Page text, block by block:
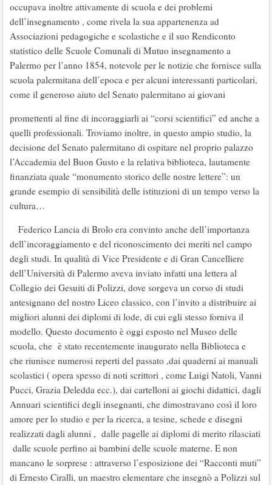
occupava inoltre attivamente di scuola e dei problemi
dell’insegnamento , come rivela la sua appartenenza ad
Associazioni pedagogiche e scolastiche e il suo Rendiconto
statistico delle Scuole Comunali di Mutuo insegnamento a
Palermo per l’anno 1854, notevole per le notizie che fornisce sulla
scuola palermitana dell’epoca e per alcuni interessanti particolari,
come il generoso aiuto del Senato palermitano ai giovani
promettenti al fine di incoraggiarli ai “corsi scientifici” ed anche a
quelli professionali. Troviamo inoltre, in questo ampio studio, la
decisione del Senato palermitano di ospitare nel proprio palazzo
l’Accademia del Buon Gusto e la relativa biblioteca, lautamente
finanziata quale “monumento storico delle nostre lettere”: un
grande esempio di sensibilità delle istituzioni di un tempo verso la
cultura…
Federico Lancia di Brolo era convinto anche dell’importanza
dell’incoraggiamento e del riconoscimento dei meriti nel campo
degli studi. In qualità di Vice Presidente e di Gran Cancelliere
dell’Università di Palermo aveva inviato infatti una lettera al
Collegio dei Gesuiti di Polizzi, dove sorgeva un corso di studi
antesignano del nostro Liceo classico, con l’invito a distribuire ai
migliori alunni dei diplomi di lode, di cui egli stesso forniva il
modello. Questo documento è oggi esposto nel Museo delle
scuola, che è stato recentemente inaugurato nella Biblioteca e
che riunisce numerosi reperti del passato ,dai quaderni ai manuali
scolastici ( opera spesso di noti scrittori , come Luigi Natoli, Vanni
Pucci, Grazia Deledda ecc.), dai cartelloni ai giochi didattici, dagli
Annuari scientifici degli insegnanti, che dimostravano così il loro
amore per lo studio e per la ricerca, a tesine, schede e disegni
realizzati dagli alunni , dalle pagelle ai diplomi di merito rilasciati
dalle scuole perfino ai bambini delle scuole materne. E non
mancano le sorprese : attraverso l’esposizione dei “Racconti muti”
di Ernesto Ciralli, un maestro elementare che insegnò a Polizzi sul